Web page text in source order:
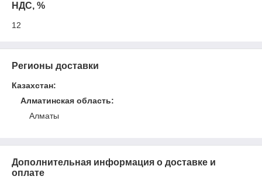
НДС, %
12
Регионы доставки
Казахстан:
Алматинская область:
Алматы
Дополнительная информация о доставке и
оплате